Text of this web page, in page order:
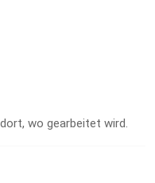
wo gearbeitet wird.